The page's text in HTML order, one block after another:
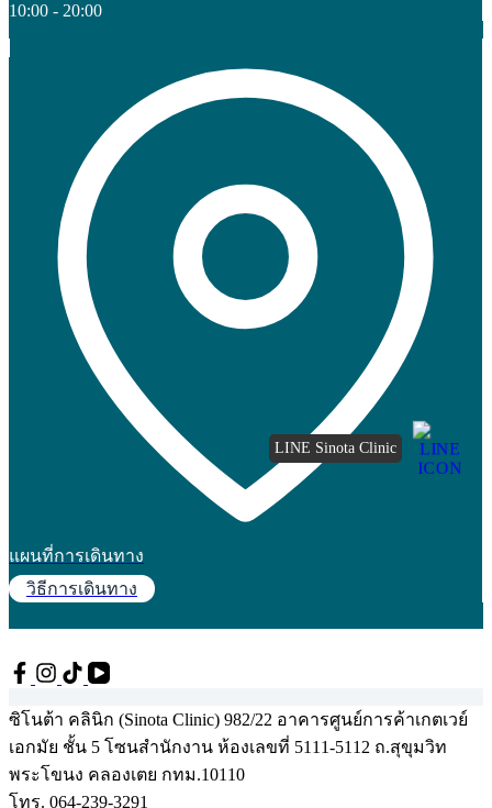
10:00 - 20:00
แผนที่การเดินทาง
วิธีการเดินทาง
ซิโนต้า คลินิก (Sinota Clinic) 982/22 อาคารศูนย์การค้าเกตเวย์
เอกมัย ชั้น 5 โซนสำนักงาน ห้องเลขที่ 5111-5112 ถ.สุขุมวิท
พระโขนง คลองเตย กทม.10110
โทร. 064-239-3291
LINE Sinota Clinic